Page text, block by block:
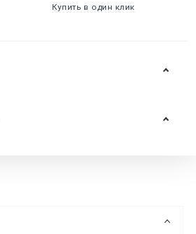
Купить в один клик